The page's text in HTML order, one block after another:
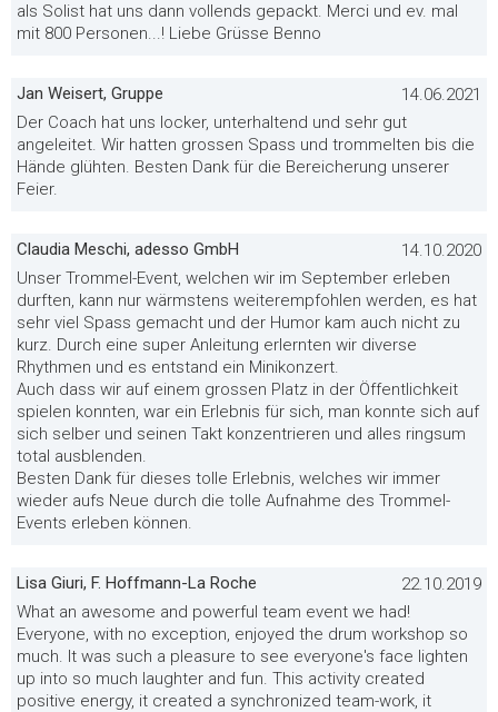
als Solist hat uns dann vollends gepackt. Merci und ev. mal
mit 800 Personen...! Liebe Grüsse Benno
Jan Weisert, Gruppe
14.06.2021
Der Coach hat uns locker, unterhaltend und sehr gut
angeleitet. Wir hatten grossen Spass und trommelten bis die
Hände glühten. Besten Dank für die Bereicherung unserer
Feier.
Claudia Meschi, adesso GmbH
14.10.2020
Unser Trommel-Event, welchen wir im September erleben
durften, kann nur wärmstens weiterempfohlen werden, es hat
sehr viel Spass gemacht und der Humor kam auch nicht zu
kurz. Durch eine super Anleitung erlernten wir diverse
Rhythmen und es entstand ein Minikonzert.
Auch dass wir auf einem grossen Platz in der Öffentlichkeit
spielen konnten, war ein Erlebnis für sich, man konnte sich auf
sich selber und seinen Takt konzentrieren und alles ringsum
total ausblenden.
Besten Dank für dieses tolle Erlebnis, welches wir immer
wieder aufs Neue durch die tolle Aufnahme des Trommel-
Events erleben können.
Lisa Giuri, F. Hoffmann-La Roche
22.10.2019
What an awesome and powerful team event we had!
Everyone, with no exception, enjoyed the drum workshop so
much. It was such a pleasure to see everyone's face lighten
up into so much laughter and fun. This activity created
positive energy, it created a synchronized team-work, it